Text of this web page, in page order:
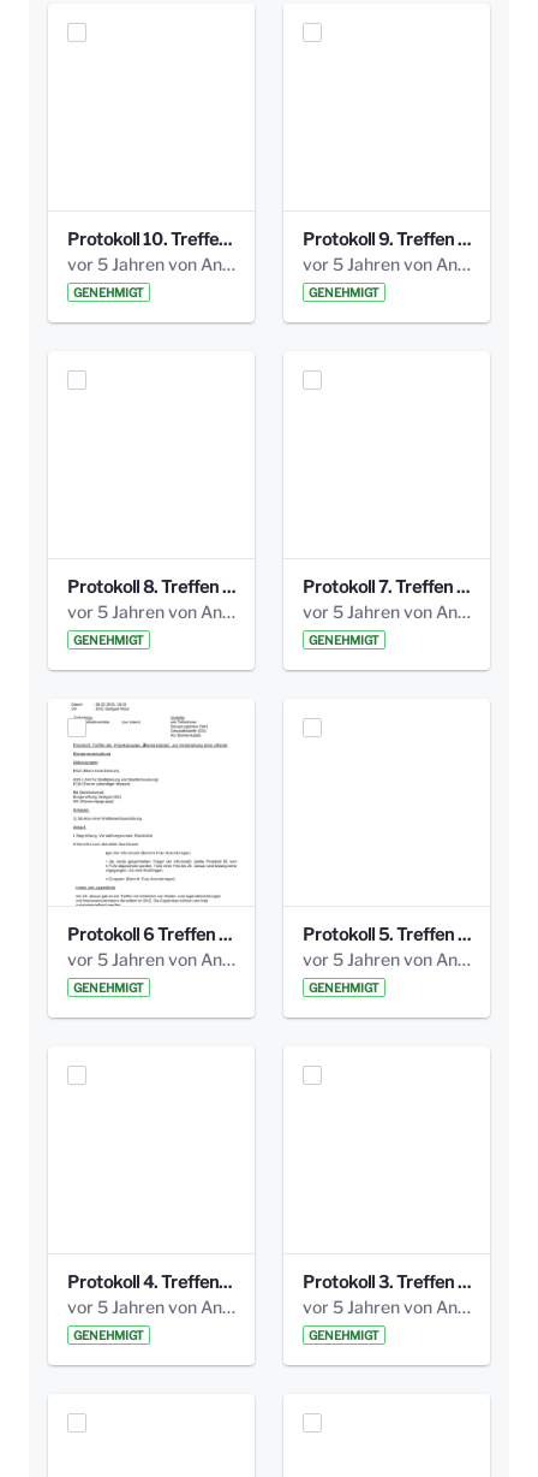
Protokoll 10. Treffen 20150720 AG Bismarckplatz.pdf
vor 5 Jahren von Anni Schlumberger
GENEHMIGT
Protokoll 9. Treffen 20150528 AG Bismarckplatz.pdf
vor 5 Jahren von Anni Schlumberger
GENEHMIGT
Protokoll 8. Treffen 20150330 AG Bismarckplatz.pdf
vor 5 Jahren von Anni Schlumberger
GENEHMIGT
Protokoll 7. Treffen 20150308 AG Bismarckplatz.pdf
vor 5 Jahren von Anni Schlumberger
GENEHMIGT
Protokoll 6 Treffen 20150205 AG Bismarckplatz.pdf
vor 5 Jahren von Anni Schlumberger
GENEHMIGT
Protokoll 5. Treffen 20141208 AG Bismarkplatz.pdf
vor 5 Jahren von Anni Schlumberger
GENEHMIGT
Protokoll 4. Treffen_20141113 AG Bismarckplatz.pdf
vor 5 Jahren von Anni Schlumberger
GENEHMIGT
Protokoll 3. Treffen 20141016 AG Bismarckplatz.pdf
vor 5 Jahren von Anni Schlumberger
GENEHMIGT